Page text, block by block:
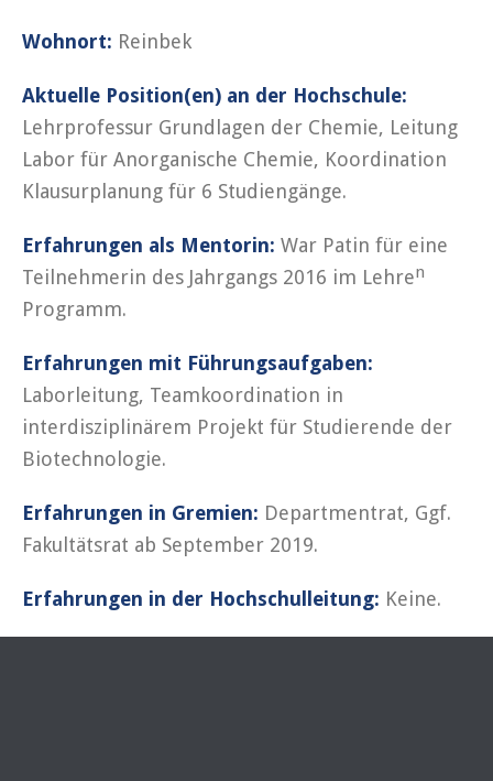
Wohnort: Reinbek
Aktuelle Position(en) an der Hochschule:
Lehrprofessur Grundlagen der Chemie, Leitung
Labor für Anorganische Chemie, Koordination
Klausurplanung für 6 Studiengänge.
Erfahrungen als Mentorin: War Patin für eine
Teilnehmerin des Jahrgangs 2016 im Lehren
Programm.
Erfahrungen mit Führungsaufgaben:
Laborleitung, Teamkoordination in
interdisziplinärem Projekt für Studierende der
Biotechnologie.
Erfahrungen in Gremien: Departmentrat, Ggf.
Fakultätsrat ab September 2019.
Erfahrungen in der Hochschulleitung: Keine.